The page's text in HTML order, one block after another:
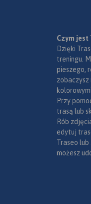
Czym jest
Dzięki
treningu.
pieszego,
zobaczysz
Przy
trasą lub
Rób
edytuj
Traseo
możesz